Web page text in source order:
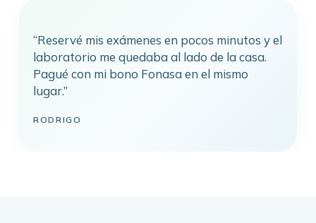
“Reservé mis exámenes en pocos minutos y el
laboratorio me quedaba al lado de la casa.
Pagué con mi bono Fonasa en el mismo
lugar.”
RODRIGO